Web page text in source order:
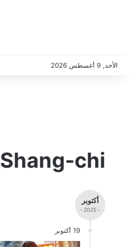
الأحد, 9 أغسطس 2026
Shang-chi
أكتوبر
- 2025 -
19 أكتوبر